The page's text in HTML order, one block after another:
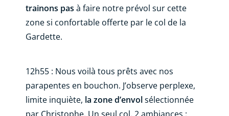
trainons pas à faire notre prévol sur cette
zone si confortable offerte par le col de la
Gardette.
12h55 : Nous voilà tous prêts avec nos
parapentes en bouchon. J’observe perplexe,
limite inquiète, la zone d’envolsélectionnée